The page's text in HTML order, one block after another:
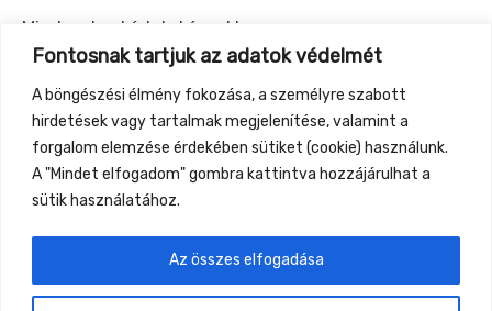
Fontosnak tartjuk az adatok védelmét
A böngészési élmény fokozása, a személyre szabott
hirdetések vagy tartalmak megjelenítése, valamint a
forgalom elemzése érdekében sütiket (cookie) használunk.
A "Mindet elfogadom" gombra kattintva hozzájárulhat a
sütik használatához.
Az összes elfogadása
Mindezekre hívlak, hívunk!
Ha úgy érzed van mit felfedezni ebben a témában,
akkor gyere és legyél Felfedező, Megtapasztaló,
Felismerő és élvezd az előnyeit a felismeréseknek!
Previous Event